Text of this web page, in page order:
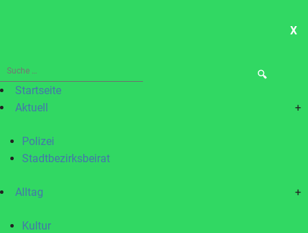
X
Suche
nach:Startseite
Aktuell
+
Polizei
Stadtbezirksbeirat
Alltag +
Kultur